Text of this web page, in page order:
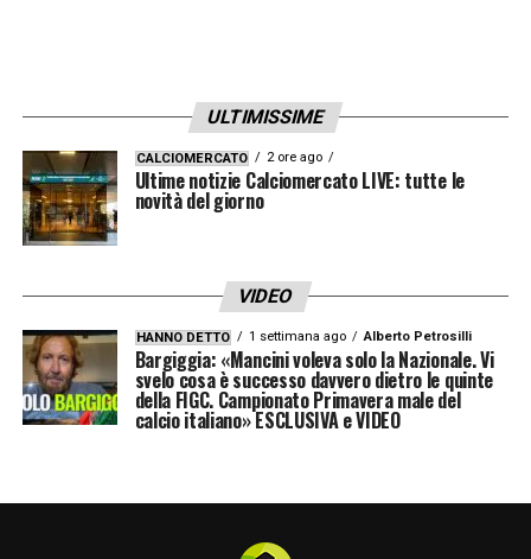
deciderete di puntare?
LA PLAYLIST DELLE NOSTRE TOP NEWS
ULTIMISSIME
CALCIOMERCATO 2 ore ago
Ultime notizie Calciomercato LIVE: tutte le
novità del giorno
VIDEO
HANNO DETTO 1 settimana ago Alberto Petrosilli
Bargiggia: «Mancini voleva solo la Nazionale. Vi
svelo cosa è successo davvero dietro le quinte
della FIGC. Campionato Primavera male del
calcio italiano» ESCLUSIVA e VIDEO